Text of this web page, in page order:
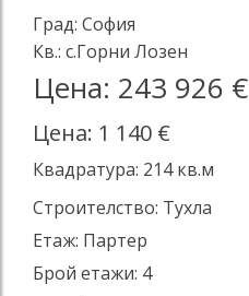
Град: София
Кв.: с.Горни Лозен
Цена: 243 926 €
Цена: 1 140 €
Квадратура: 214кв.м
Строителство: Тухла
Етаж: Партер
Брой етажи: 4